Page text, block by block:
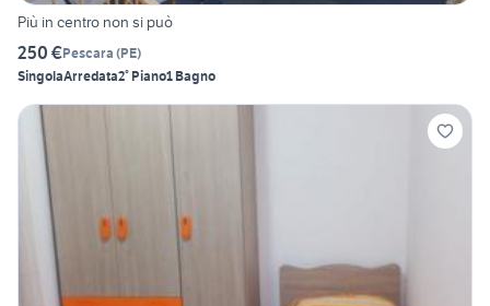
Più in centro non si può
250 €Pescara (PE)
SingolaArredata2° Piano1 Bagno